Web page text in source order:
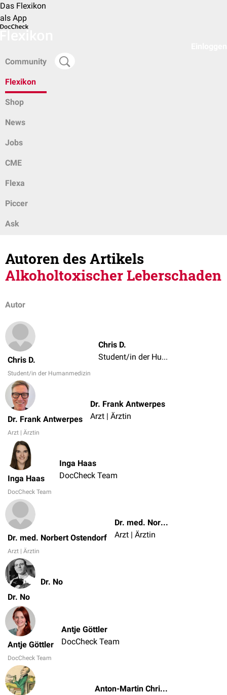
Das Flexikon
als App
Community
Flexikon
Shop
News
Jobs
CME
Flexa
Piccer
Ask
Autoren des Artikels
Alkoholtoxischer Leberschaden
Autor
Chris D.
Student/in der Humanmedizin
Chris D.
Student/in der Humanmedizin
Dr. Frank Antwerpes
Arzt | Ärztin
Dr. Frank Antwerpes
Arzt | Ärztin
Inga Haas
DocCheck Team
Inga Haas
DocCheck Team
Dr. med. Norbert Ostendorf
Arzt | Ärztin
Dr. med. Norbert Ostendorf
Arzt | Ärztin
Dr. No
Dr. No
Antje Göttler
DocCheck Team
Antje Göttler
DocCheck Team
Anton-Martin Christof